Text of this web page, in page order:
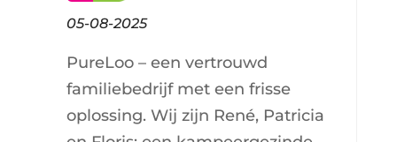
05-08-2025
PureLoo – een vertrouwd
familiebedrijf met een frisse
oplossing. Wij zijn René, Patricia